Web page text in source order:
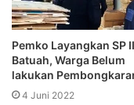
Pemko Layangkan SP
Batuah, Warga Belum
lakukan
4 Juni 2022